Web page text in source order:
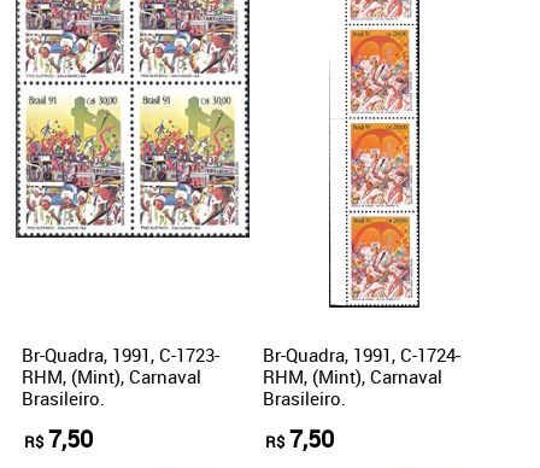
Br-Quadra, 1991, C-1723-
RHM, (Mint), Carnaval
Brasileiro.
R$ 7,50
Br-Quadra, 1991, C-1724-
RHM, (Mint), Carnaval
Brasileiro.
R$ 7,50